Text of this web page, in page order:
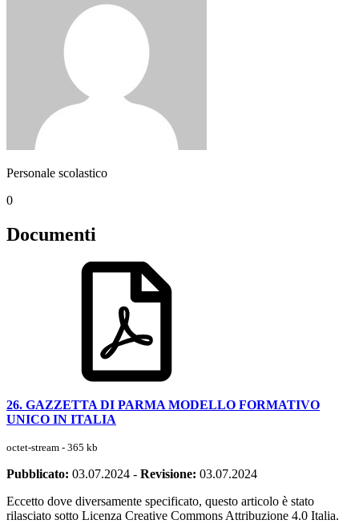
Personale scolastico
0
Documenti
26. GAZZETTA DI PARMA MODELLO FORMATIVO
UNICO IN ITALIA
octet-stream - 365 kb
Pubblicato: 03.07.2024 - Revisione: 03.07.2024
Eccetto dove diversamente specificato, questo articolo è stato
rilasciato sotto Licenza Creative Commons Attribuzione 4.0 Italia.